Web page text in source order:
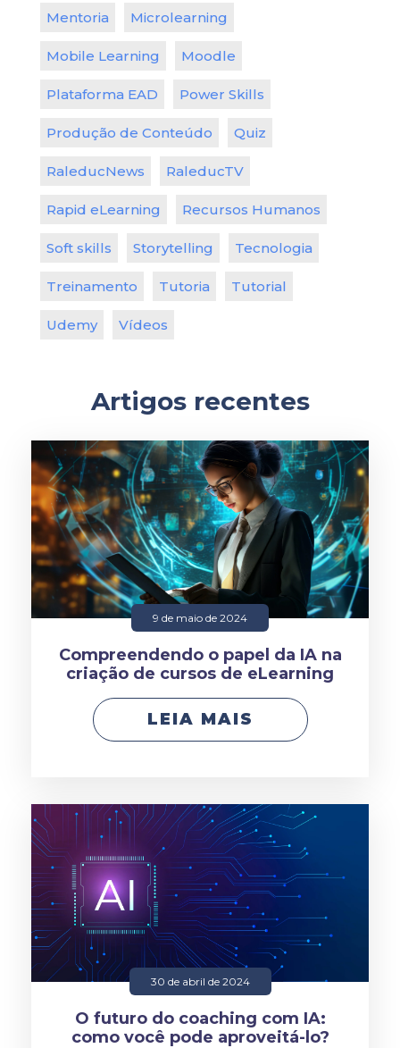
Mentoria Microlearning
Mobile Learning Moodle
Plataforma EAD Power Skills
Produção de Conteúdo Quiz
RaleducNews RaleducTV
Rapid eLearning Recursos Humanos
Soft skills Storytelling Tecnologia
Treinamento Tutoria Tutorial
Udemy Vídeos
Artigos recentes
9 de maio de 2024
Compreendendo o papel da IA na
criação de cursos de eLearning
LEIA MAIS
30 de abril de 2024
O futuro do coaching com IA:
como você pode aproveitá-lo?